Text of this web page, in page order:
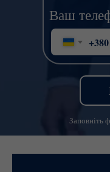
Ваш
+380
Заповніть